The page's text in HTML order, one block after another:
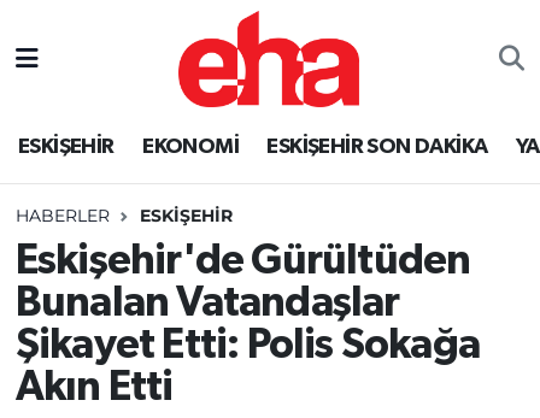
ESKİŞEHİR EKONOMİ ESKİŞEHİR SON DAKİKA
HABERLER ESKİŞEHİR
Eskişehir'de Gürültüden
Bunalan Vatandaşlar
Şikayet Etti: Polis Sokağa
Akın Etti